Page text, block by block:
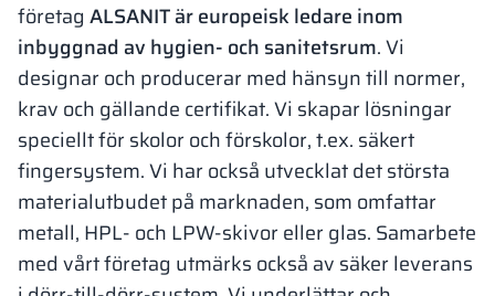
företag ALSANIT är europeisk ledare inom
inbyggnad av hygien- och sanitetsrum. Vi
designar och producerar med hänsyn till normer,
krav och gällande certifikat. Vi skapar lösningar
speciellt för skolor och förskolor, t.ex. säkert
fingersystem. Vi har också utvecklat det största
materialutbudet på marknaden, som omfattar
metall, HPL- och LPW-skivor eller glas. Samarbete
med vårt företag utmärks också av säker leverans